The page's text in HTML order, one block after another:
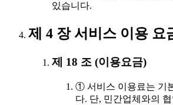
있습니다.
제 4 장 서비스 이용 요
제 18 조 (이용요금)
① 서비스 이용료는 기
다. 단, 민간업체와의